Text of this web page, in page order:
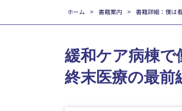
ホーム 書籍案内 書籍詳細：僕は
緩和ケア病棟で
終末医療の最前